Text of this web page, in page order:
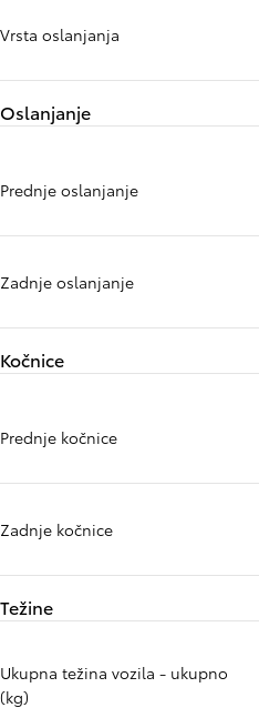
Vrsta oslanjanja
Oslanjanje
Prednje oslanjanje
Zadnje oslanjanje
Kočnice
Prednje kočnice
Zadnje kočnice
Težine
Ukupna težina vozila - ukupno
(kg)